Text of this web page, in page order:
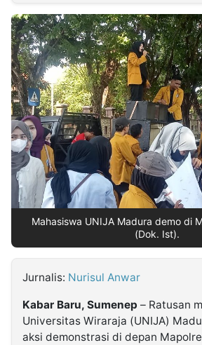
INDONESIA
Partner
Insight
NTB
Suara
Time
Lens
IDN
Daily
Jogja
Jalan
Rakyat
Idealita
News
Kita
Notice
Dinamikapost.com
Radar
Baru
Seedbacklink
Follow
Kabarbaru
Mahasiswa UNIJA Madura demo di
(Dok. Ist).
Jurnalis: Nurisul Anwar
Kabar Baru, Sumenep – Ratusan
Universitas Wiraraja (UNIJA)
aksi demonstrasi di depan